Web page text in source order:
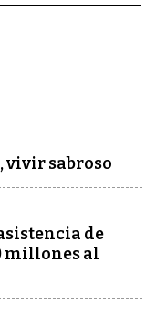
vivir sabroso
de
millones al